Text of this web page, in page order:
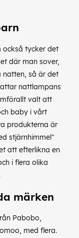
också tycker det
där man sover,
natten, så är det
nattlampans
valt att
baby i vårt
produkterna är
stjärnhimmel"
att efterlikna en
i flera olika
märken
Pabobo,
med flera.